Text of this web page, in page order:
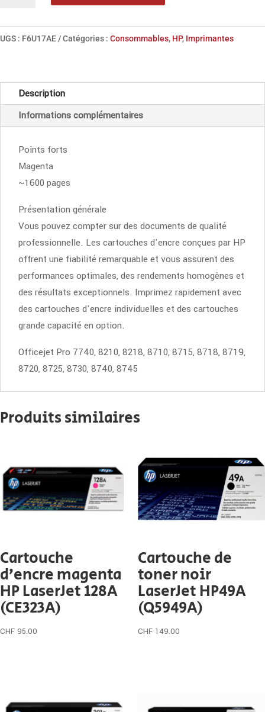
d'encre
HP
UGS : F6U17AE Catégories : Consommables, HP, Imprimantes
Description
Informations complémentaires
Points forts
Magenta
~1600 pages
Présentation générale
Vous pouvez compter sur des documents de qualité
professionnelle. Les cartouches d'encre conçues par HP
offrent une fiabilité remarquable et vous assurent des
performances optimales, des rendements homogènes et
des résultats exceptionnels. Imprimez rapidement avec
des cartouches d'encre individuelles et des cartouches
grande capacité en option.
Officejet Pro 7740, 8210, 8218, 8710, 8715, 8718, 8719,
8720, 8725, 8730, 8740, 8745
Produits similaires
Cartouche
d’encre magenta
HP LaserJet 128A
(CE323A)
CHF 95.00
Cartouche de
toner noir
LaserJet HP49A
(Q5949A)
CHF 149.00